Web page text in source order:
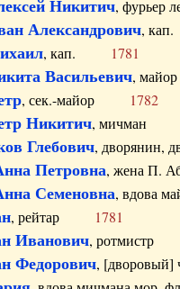
Никитич, фурьер
Александрович,
, кап. 1781
Васильевич,
, сек.-майор 1782
Никитич, мичман
Глебович,
Петровна, жена П.
Семеновна, вдова
, рейтар 1781
Иванович, ротмистр
Федорович,